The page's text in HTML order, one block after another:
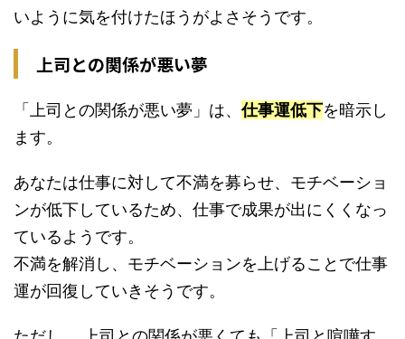
いように気を付けたほうがよさそうです。
上司との関係が悪い夢
「上司との関係が悪い夢」は、仕事運低下を暗示し
ます。
あなたは仕事に対して不満を募らせ、モチベーショ
ンが低下しているため、仕事で成果が出にくくなっ
ているようです。
不満を解消し、モチベーションを上げることで仕事
運が回復していきそうです。